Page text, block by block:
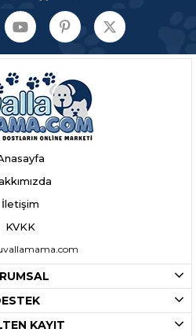
İletişim
KVKK
KAYIT